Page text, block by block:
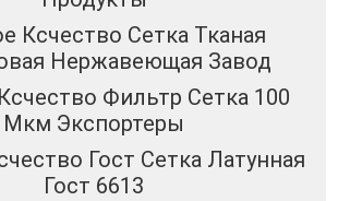
Ксчество Сетка Тканая
Нержавеющая Завод
Фильтр Сетка 100
Мкм Экспортеры
Гост Сетка Латунная
Гост 6613